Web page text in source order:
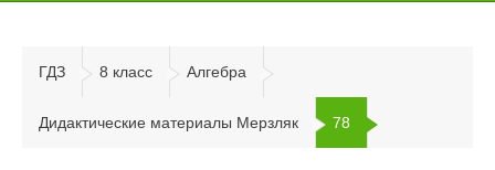
ГДЗ 8 класс Алгебра
Дидактические материалы Мерзляк 78